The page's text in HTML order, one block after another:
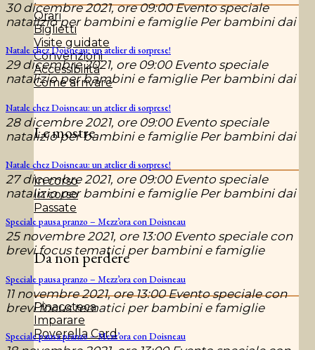
Orari
Biglietti
Visite guidate
Convenzioni
Accessibilità
Come arrivare
Le mostre
In corso
In corso
Passate
Da non perdere
Pinacoteca
Imparare
Roverella Card
30 dicembre 2021, ore 09:00 Evento speciale
natalizio per bambini e famiglie Per bambini dai
Natale chez Doisneau: un atelier di sorprese!
29 dicembre 2021, ore 09:00 Evento speciale
natalizio per bambini e famiglie Per bambini dai
Natale chez Doisneau: un atelier di sorprese!
28 dicembre 2021, ore 09:00 Evento speciale
natalizio per bambini e famiglie Per bambini dai
Natale chez Doisneau: un atelier di sorprese!
27 dicembre 2021, ore 09:00 Evento speciale
natalizio per bambini e famiglie Per bambini dai
Speciale pausa pranzo – Mezz’ora con Doisneau
25 novembre 2021, ore 13:00 Evento speciale con
brevi focus tematici per bambini e famiglie
Speciale pausa pranzo – Mezz’ora con Doisneau
11 novembre 2021, ore 13:00 Evento speciale con
brevi focus tematici per bambini e famiglie
Speciale pausa pranzo – Mezz’ora con Doisneau